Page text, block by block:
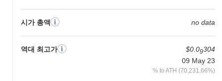
시가 총액 no data
역대 최고가 $0.09304
09 May 23
% to ATH (70,231.66%)